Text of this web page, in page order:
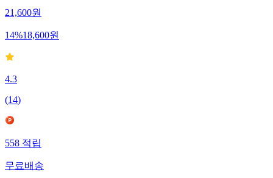
21,600원
14%18,600원
4.3
(14)
558적립
무료배송